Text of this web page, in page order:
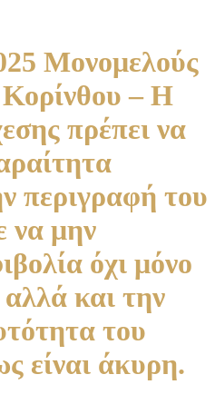
άλλως
Μονομελούς
– Η
πρέπει να
περιγραφή του
να μην
όχι μόνο
και την
του
είναι άκυρη.